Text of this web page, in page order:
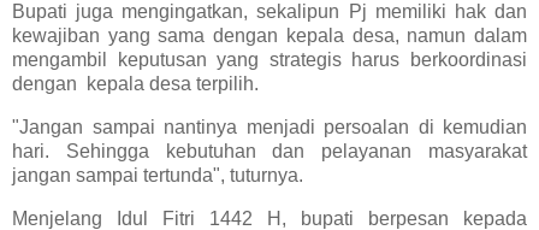
Bupati juga mengingatkan, sekalipun Pj memiliki hak dan
kewajiban yang sama dengan kepala desa, namun dalam
mengambil keputusan yang strategis harus berkoordinasi
dengan kepala desa terpilih.
"Jangan sampai nantinya menjadi persoalan di kemudian
hari. Sehingga kebutuhan dan pelayanan masyarakat
jangan sampai tertunda", tuturnya.
Menjelang Idul Fitri 1442 H, bupati berpesan kepada